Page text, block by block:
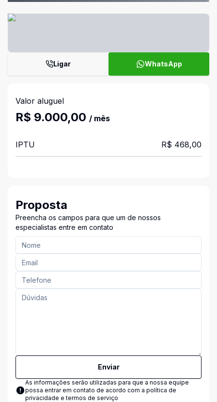
Ligar WhatsApp
Valor aluguel
R$ 9.000,00 / mês
IPTU R$ 468,00
Proposta
Preencha os campos para que um de nossos
especialistas entre em contato
Enviar
As informações serão utilizadas para que a nossa equipe
possa entrar em contato de acordo com a política de
privacidade e termos de serviço